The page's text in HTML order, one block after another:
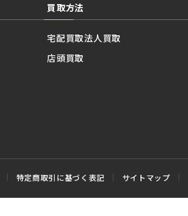
買取方法
宅配買取
店頭買取
法人買取
特定商取引に基づく表記 サイトマップ